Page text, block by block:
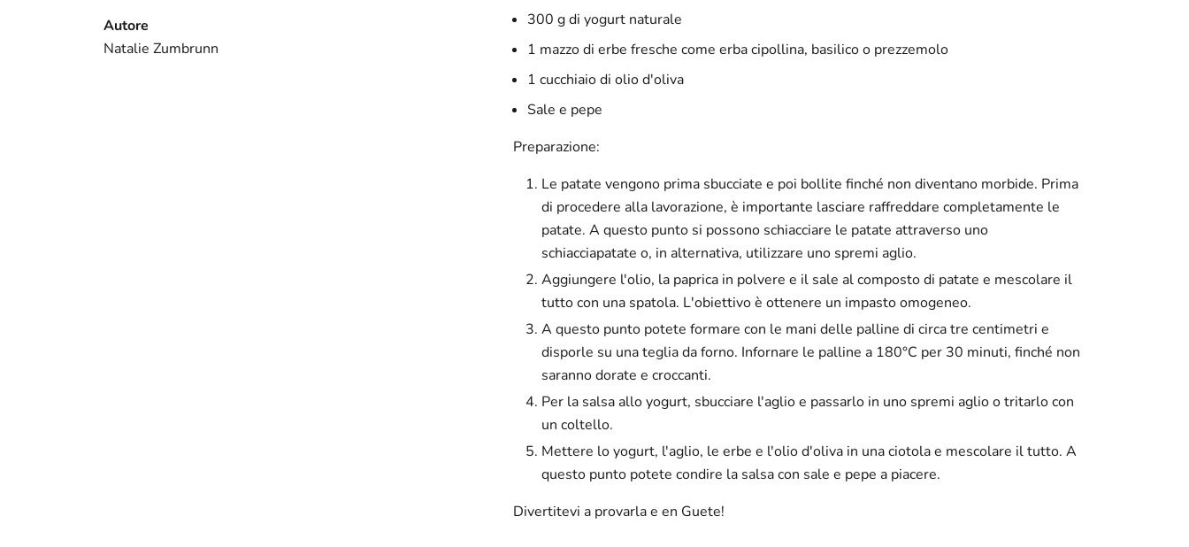
Autore
Natalie Zumbrunn
300 g di yogurt naturale
1 mazzo di erbe fresche come erba cipollina, basilico o prezzemolo
1 cucchiaio di olio d'oliva
Sale e pepe
Preparazione:
Le patate vengono prima sbucciate e poi bollite finché non diventano morbide. Prima
di procedere alla lavorazione, è importante lasciare raffreddare completamente le
patate. A questo punto si possono schiacciare le patate attraverso uno
schiacciapatate o, in alternativa, utilizzare uno spremi aglio.
Aggiungere l'olio, la paprica in polvere e il sale al composto di patate e mescolare il
tutto con una spatola. L'obiettivo è ottenere un impasto omogeneo.
A questo punto potete formare con le mani delle palline di circa tre centimetri e
disporle su una teglia da forno. Infornare le palline a 180°C per 30 minuti, finché non
saranno dorate e croccanti.
Per la salsa allo yogurt, sbucciare l'aglio e passarlo in uno spremi aglio o tritarlo con
un coltello.
Mettere lo yogurt, l'aglio, le erbe e l'olio d'oliva in una ciotola e mescolare il tutto. A
questo punto potete condire la salsa con sale e pepe a piacere.
Divertitevi a provarla e en Guete!